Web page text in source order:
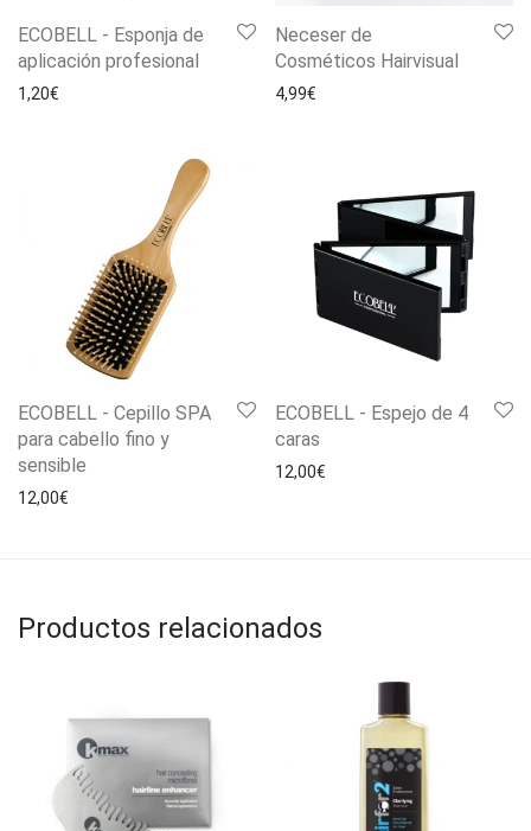
ECOBELL - Esponja de
aplicación profesional
1,20€
Neceser de
Cosméticos Hairvisual
4,99€
ECOBELL - Cepillo SPA
para cabello fino y
sensible
12,00€
ECOBELL - Espejo de 4
caras
12,00€
Productos relacionados